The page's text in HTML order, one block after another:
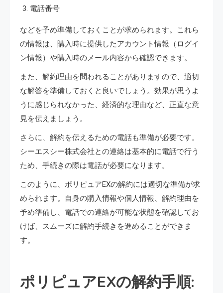
電話番号
などを予め準備しておくことが求められます。これら
の情報は、購入時に提供したアカウント情報（ログイ
ン情報）や購入時のメール内容から確認できます。
また、解約理由を問われることがありますので、適切
な解答を準備しておくと良いでしょう。効果が思うよ
うに感じられなかった、経済的な理由など、正直な意
見を伝えましょう。
さらに、解約を伝えるための電話も準備が必要です。
シーエスシー株式会社との連絡は基本的に電話で行う
ため、手続きの際は電話が必要になります。
このように、ポリピュアEXの解約には適切な準備が求
められます。自身の購入情報や個人情報、解約理由を
予め準備し、電話での連絡が可能な状態を確認してお
けば、スムーズに解約手続きを進めることができま
す。
ポリピュアEXの解約手順: